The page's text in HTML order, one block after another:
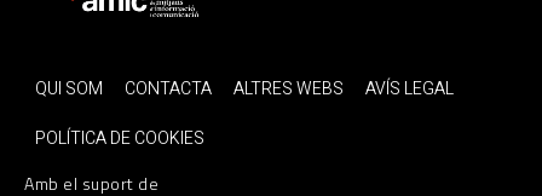
QUI SOM CONTACTA ALTRES WEBS
AVÍS LEGAL
POLÍTICA DE COOKIES
Amb el suport de